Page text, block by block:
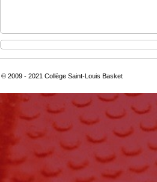
© 2009 - 2021 Collège Saint-Louis Basket